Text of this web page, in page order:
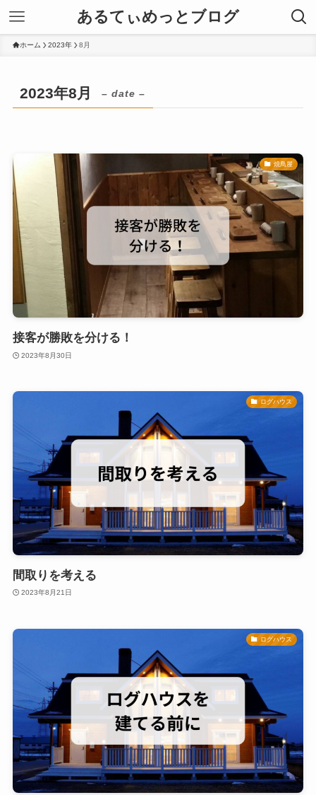
あるてぃめっとブログ
ホーム 2023年 8月
2023年8月 – date –
焼鳥屋
接客が勝敗を分ける！
2023年8月30日
ログハウス
間取りを考える
2023年8月21日
ログハウス